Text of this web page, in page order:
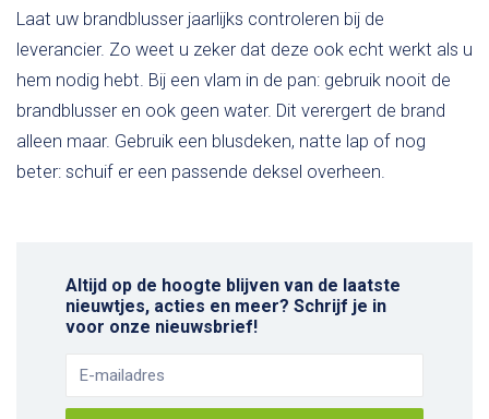
Laat uw brandblusser jaarlijks controleren bij de
leverancier. Zo weet u zeker dat deze ook echt werkt als u
hem nodig hebt. Bij een vlam in de pan: gebruik nooit de
brandblusser en ook geen water. Dit verergert de brand
alleen maar. Gebruik een blusdeken, natte lap of nog
beter: schuif er een passende deksel overheen.
Altijd op de hoogte blijven van de laatste
nieuwtjes, acties en meer? Schrijf je in
voor onze nieuwsbrief!